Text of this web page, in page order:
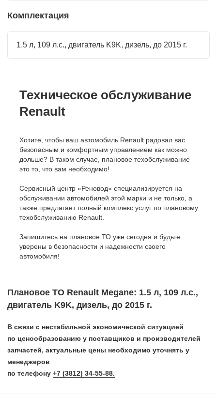
Комплектация
1.5 л, 109 л.с., двигатель K9K, дизель, до 2015 г.
Техническое обслуживание
Renault
Хотите, чтобы ваш автомобиль Renault радовал вас
безопасным и комфортным управлением как можно
дольше? В таком случае, плановое техобслуживание –
это то, что вам необходимо!
Сервисный центр «Реновод» специализируется на
обслуживании автомобилей этой марки и не только, а
также предлагает полный комплекс услуг по плановому
техобслуживанию Renault.
Запишитесь на плановое ТО уже сегодня и будьте
уверены в безопасности и надежности своего
автомобиля!
Плановое ТО Renault Megane: 1.5 л, 109 л.с.,
двигатель K9K, дизель, до 2015 г.
В связи с нестабильной экономической ситуацией
по ценообразованию у поставщиков и производителей
запчастей, актуальные цены необходимо уточнять у
менеджеров
по телефону +7 (3812) 34-55-88.